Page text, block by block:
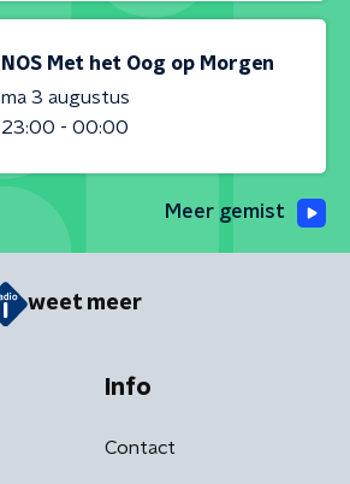
NOS Met het Oog op Morgen
ma 3 augustus
23:00 - 00:00
Meer gemist
weet meer
Info
Contact